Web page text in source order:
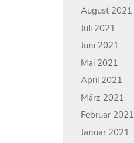
August 2021
Juli 2021
Juni 2021
Mai 2021
April 2021
März 2021
Februar 2021
Januar 2021